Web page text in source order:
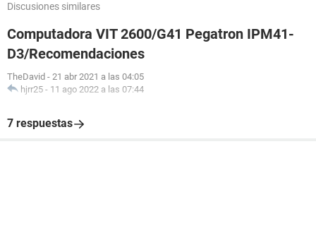
Discusiones similares
Computadora VIT 2600/G41 Pegatron IPM41-
D3/Recomendaciones
TheDavid - 21 abr 2021 a las 04:05
hjrr25 - 11 ago 2022 a las 07:44
7 respuestas